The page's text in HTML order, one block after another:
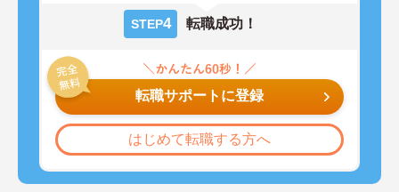
STEP4 転職成功！
転職サポートに登録
はじめて転職する方へ